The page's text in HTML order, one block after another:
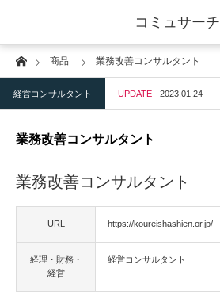
コミュサーチ
Home商品 業務改善コンサルタント
経営コンサルタント UPDATE 2023.01.24
業務改善コンサルタント
業務改善コンサルタント
URL https://koureishashien.or.jp/
経理・財務・
経営
経営コンサルタント
ホーム
士業
店舗・建築